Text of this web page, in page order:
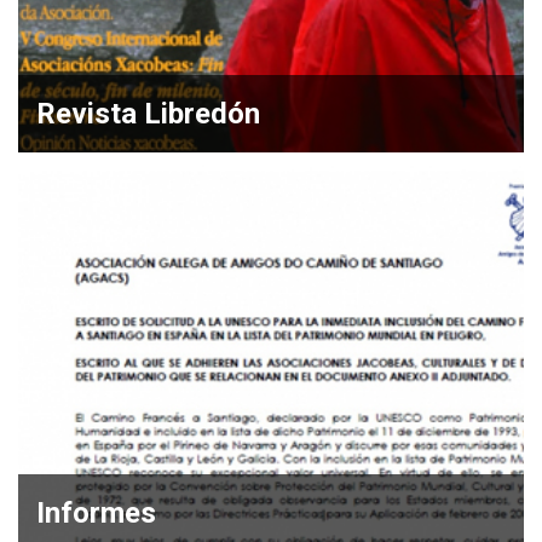
Revista Libredón
Informes